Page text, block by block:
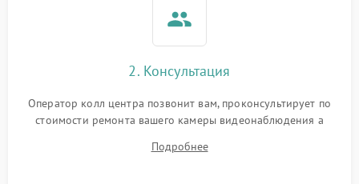
2. Консультация
Оператор колл центра позвонит вам, проконсультирует по
стоимости ремонта вашего камеры видеонаблюдения а
Подробнее